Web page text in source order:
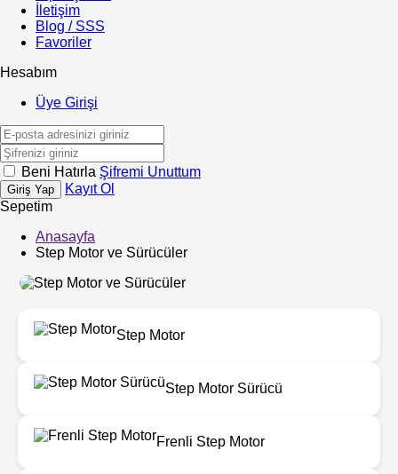
İletişim
Blog / SSS
Favoriler
Hesabım
Üye Girişi
Beni Hatırla Şifremi Unuttum
Giriş Yap
Kayıt Ol
Sepetim
Anasayfa
Step Motor ve Sürücüler
Step Motor
Step Motor Sürücü
Frenli Step Motor